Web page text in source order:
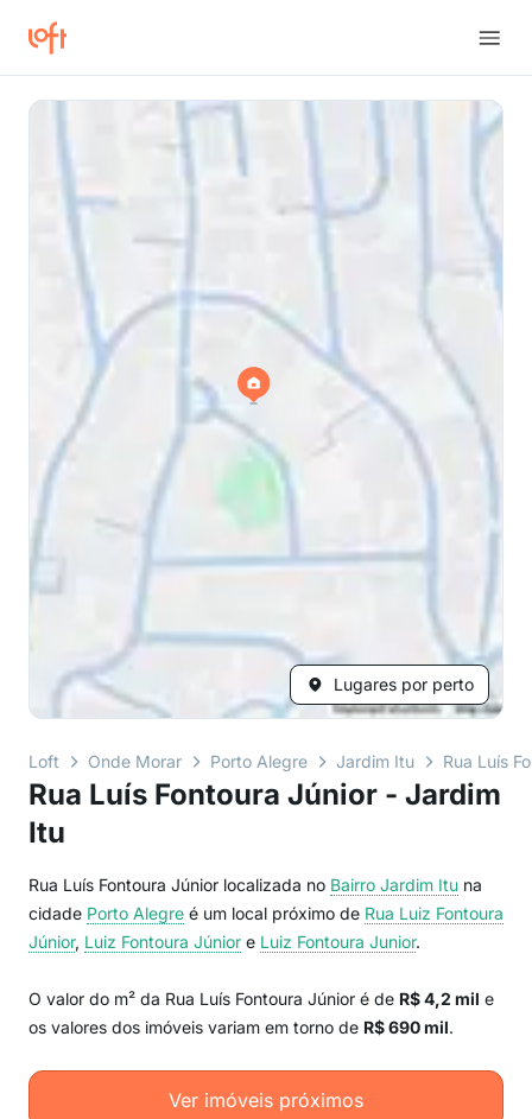
Lugares por perto
Loft Onde Morar Porto Alegre Jardim Itu Rua Luís
Rua Luís Fontoura Júnior - Jardim
Itu
Rua Luís Fontoura Júnior localizada no Bairro Jardim Itu na
cidade Porto Alegre é um local próximo de Rua Luiz Fontoura
Júnior, Luiz Fontoura Júnior e Luiz Fontoura Junior.
O valor do m² da Rua Luís Fontoura Júnior é de R$ 4,2 mil e
os valores dos imóveis variam em torno de R$ 690 mil.
Ver imóveis próximos